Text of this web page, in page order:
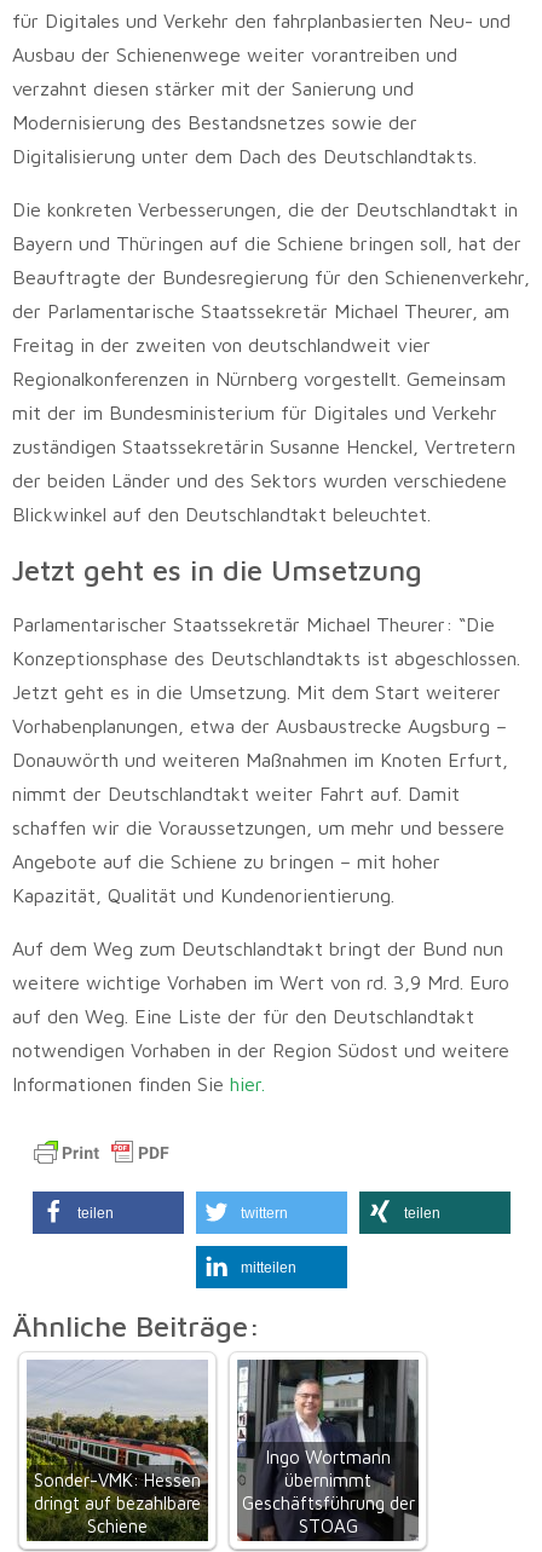
für Digitales und Verkehr den fahrplanbasierten Neu- und
Ausbau der Schienenwege weiter vorantreiben und
verzahnt diesen stärker mit der Sanierung und
Modernisierung des Bestandsnetzes sowie der
Digitalisierung unter dem Dach des Deutschlandtakts.
Die konkreten Verbesserungen, die der Deutschlandtakt in
Bayern und Thüringen auf die Schiene bringen soll, hat der
Beauftragte der Bundesregierung für den Schienenverkehr,
der Parlamentarische Staatssekretär Michael Theurer, am
Freitag in der zweiten von deutschlandweit vier
Regionalkonferenzen in Nürnberg vorgestellt. Gemeinsam
mit der im Bundesministerium für Digitales und Verkehr
zuständigen Staatssekretärin Susanne Henckel, Vertretern
der beiden Länder und des Sektors wurden verschiedene
Blickwinkel auf den Deutschlandtakt beleuchtet.
Jetzt geht es in die Umsetzung
Parlamentarischer Staatssekretär Michael Theurer: “Die
Konzeptionsphase des Deutschlandtakts ist abgeschlossen.
Jetzt geht es in die Umsetzung. Mit dem Start weiterer
Vorhabenplanungen, etwa der Ausbaustrecke Augsburg –
Donauwörth und weiteren Maßnahmen im Knoten Erfurt,
nimmt der Deutschlandtakt weiter Fahrt auf. Damit
schaffen wir die Voraussetzungen, um mehr und bessere
Angebote auf die Schiene zu bringen – mit hoher
Kapazität, Qualität und Kundenorientierung.
Auf dem Weg zum Deutschlandtakt bringt der Bund nun
weitere wichtige Vorhaben im Wert von rd. 3,9 Mrd. Euro
auf den Weg. Eine Liste der für den Deutschlandtakt
notwendigen Vorhaben in der Region Südost und weitere
Informationen finden Sie hier.
teilen twittern teilen
mitteilen
Ähnliche Beiträge:
Sonder-VMK: Hessen
dringt auf bezahlbare
Schiene
Ingo Wortmann
übernimmt
Geschäftsführung der
STOAG